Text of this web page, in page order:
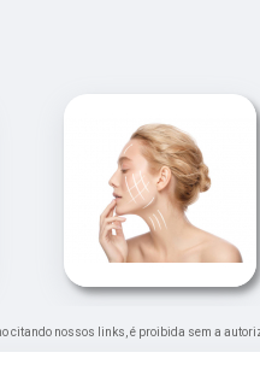
citando nossos links, é proibida sem a